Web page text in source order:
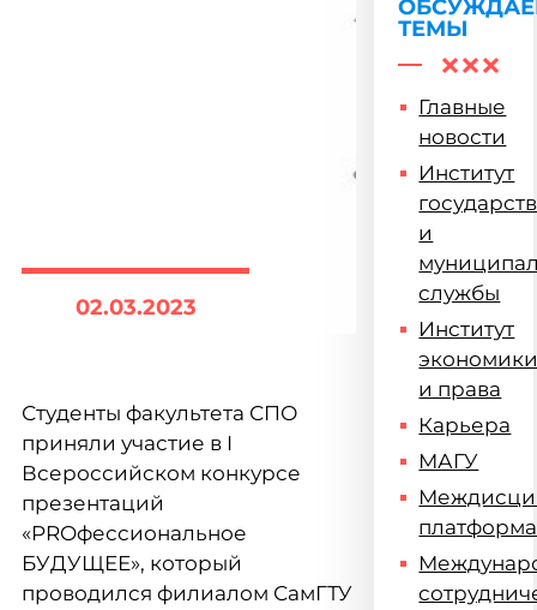
02.03.2023
Студенты факультета СПО
приняли участие в I
Всероссийском конкурсе
презентаций
«PROфессиональное
БУДУЩЕЕ», который
проводился филиалом СамГТУ
ТЕМЫ
Главные
новости
Институт
и
службы
Институт
и права
Карьера
МАГУ
платформа